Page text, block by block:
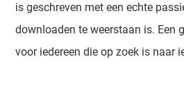
is geschreven met een echte
downloaden te weerstaan is. Een
voor iedereen die op zoek is naar